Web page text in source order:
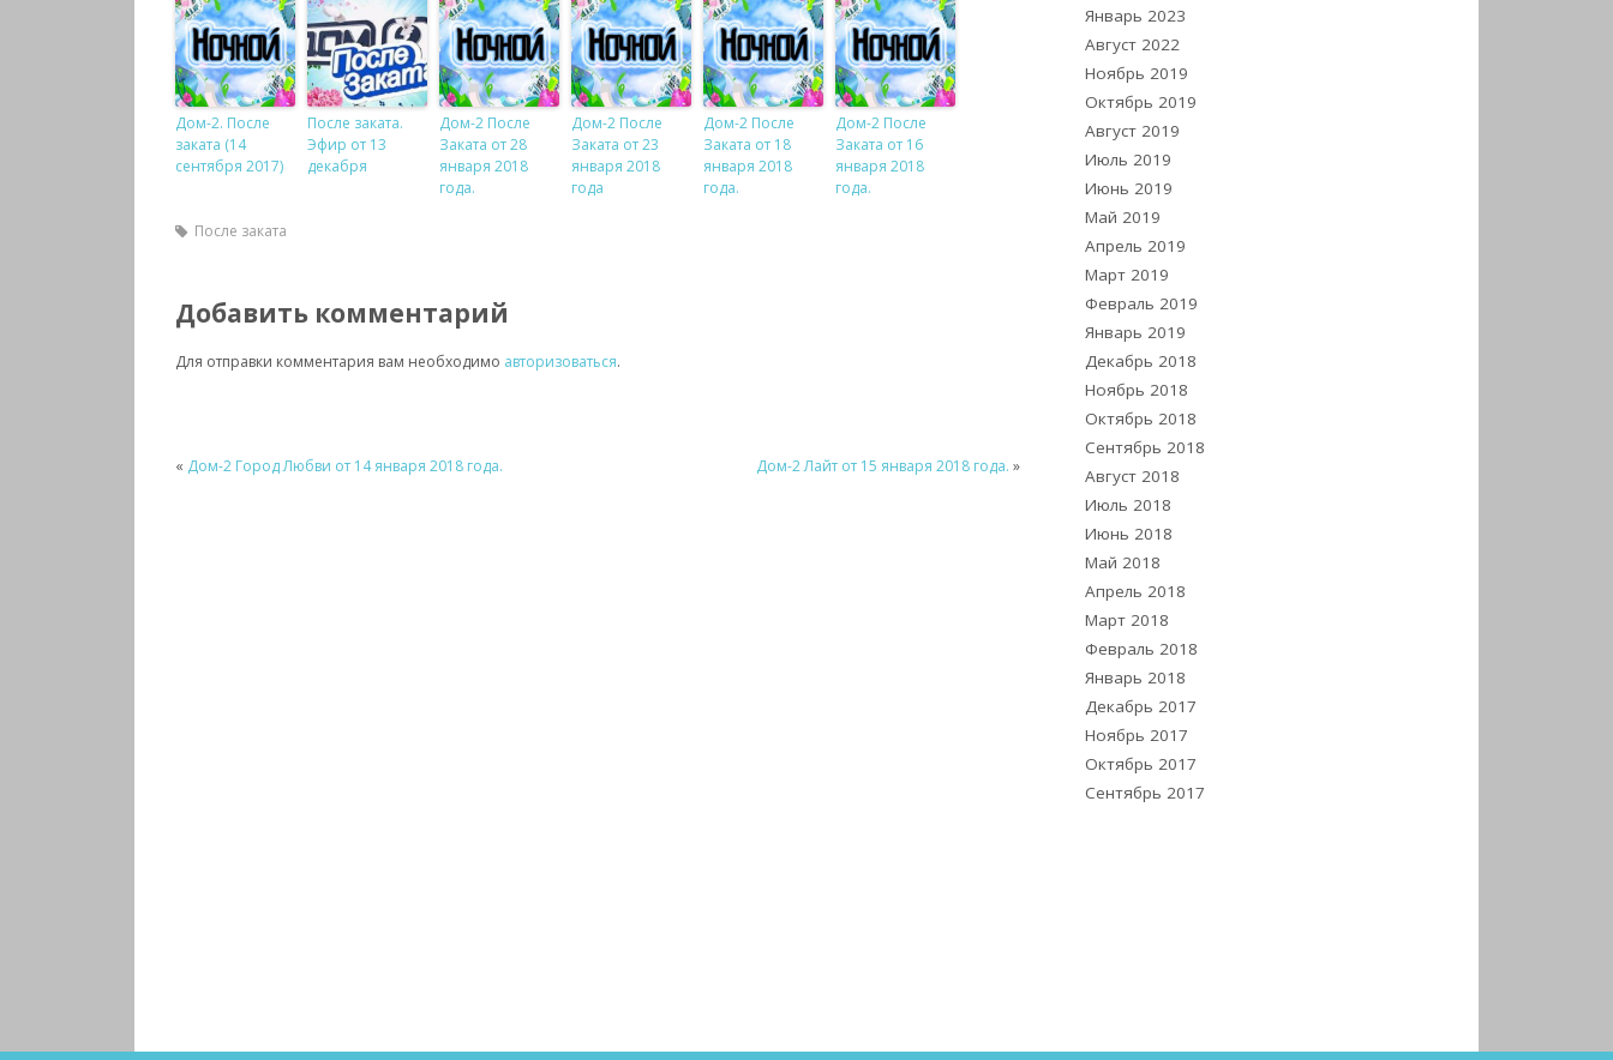
Дом-2. После
заката (14
сентября 2017)
После заката.
Эфир от 13
декабря
Дом-2 После
Заката от 28
января 2018
года.
Дом-2 После
Заката от 23
января 2018
года
Дом-2 После
Заката от 18
января 2018
года.
Дом-2 После
Заката от 16
января 2018
года.
После заката
Добавить комментарий
Для отправки комментария вам необходимо авторизоваться.
« Дом-2 Город Любви от 14 января 2018 года. Дом-2 Лайт от 15 января 2018 года. »
Январь 2023
Август 2022
Ноябрь 2019
Октябрь 2019
Август 2019
Июль 2019
Июнь 2019
Май 2019
Апрель 2019
Март 2019
Февраль 2019
Январь 2019
Декабрь 2018
Ноябрь 2018
Октябрь 2018
Сентябрь 2018
Август 2018
Июль 2018
Июнь 2018
Май 2018
Апрель 2018
Март 2018
Февраль 2018
Январь 2018
Декабрь 2017
Ноябрь 2017
Октябрь 2017
Сентябрь 2017